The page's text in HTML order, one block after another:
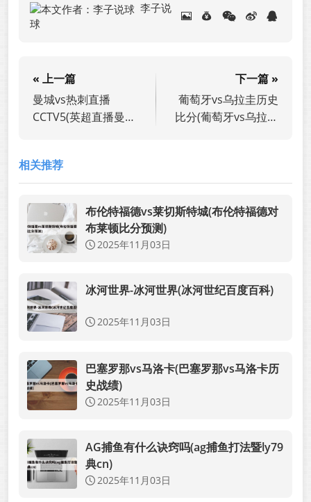
李子说
球
« 上一篇
曼城vs热刺直播
CCTV5(英超直播曼城
下一篇 »
葡萄牙vs乌拉圭历史
比分(葡萄牙vs乌拉圭
相关推荐
布伦特福德vs莱切斯特城(布伦特福德对
布莱顿比分预测)
2025年11月03日
冰河世界-冰河世界(冰河世纪百度百科)
2025年11月03日
巴塞罗那vs马洛卡(巴塞罗那vs马洛卡历
史战绩)
2025年11月03日
AG捕鱼有什么诀窍吗(ag捕鱼打法暨ly79
典cn)
2025年11月03日